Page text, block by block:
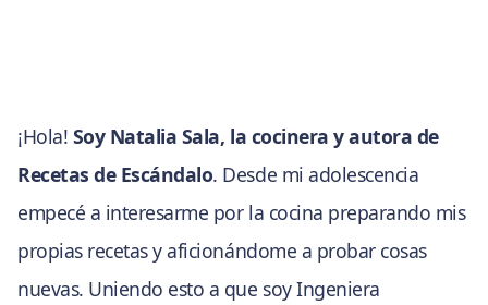
¡Hola! Soy Natalia Sala, la cocinera y autora de
Recetas de Escándalo. Desde mi adolescencia
empecé a interesarme por la cocina preparando mis
propias recetas y aficionándome a probar cosas
nuevas. Uniendo esto a que soy Ingeniera